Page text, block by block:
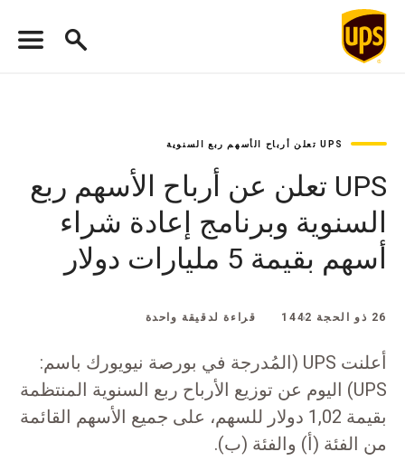
UPS تعلن أرباح الأسهم ربع السنوية
UPS تعلن عن أرباح الأسهم ربع
السنوية وبرنامج إعادة شراء
أسهم بقيمة 5 مليارات دولار
26 ذو الحجة 1442 قراءة لدقيقة واحدة
أعلنت UPS (المُدرجة في بورصة نيويورك باسم:
UPS) اليوم عن توزيع الأرباح ربع السنوية المنتظمة
بقيمة 1,02 دولار للسهم، على جميع الأسهم القائمة
من الفئة (أ) والفئة (ب).